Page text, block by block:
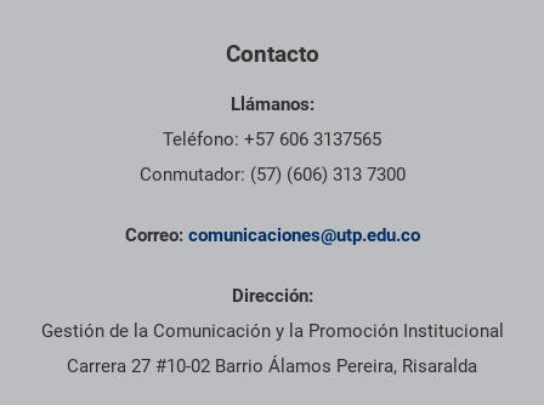
Contacto
Llámanos:
Teléfono: +57 606 3137565
Conmutador: (57) (606) 313 7300
Correo: comunicaciones@utp.edu.co
Dirección:
Gestión de la Comunicación y la Promoción Institucional
Carrera 27 #10-02 Barrio Álamos Pereira, Risaralda